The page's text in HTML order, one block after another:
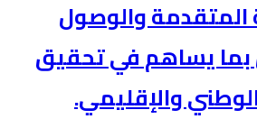
المتقدمة والوصول
بما يساهم في تحقيق
والإقليمي.